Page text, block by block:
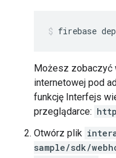
firebase
Możesz zobaczyć
internetowej pod
funkcję Interfejs
przeglądarce:
Otwórz plik
sample/sdk/